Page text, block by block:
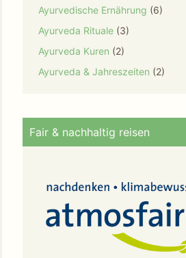
Ayurvedische Ernährung (6)
Ayurveda Rituale (3)
Ayurveda Kuren (2)
Ayurveda & Jahreszeiten (2)
Fair & nachhaltig reisen